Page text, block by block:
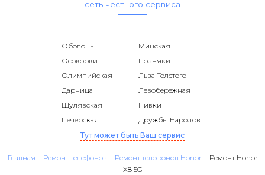
сеть честного сервиса
Оболонь
Минская
Осокорки
Позняки
Олимпийская
Льва Толстого
Дарница
Левобережная
Шулявская
Нивки
Печерская
Дружбы Народов
Тут может быть Ваш сервис
Главная Ремонт телефонов Ремонт телефонов Honor
Ремонт Honor
X8 5G